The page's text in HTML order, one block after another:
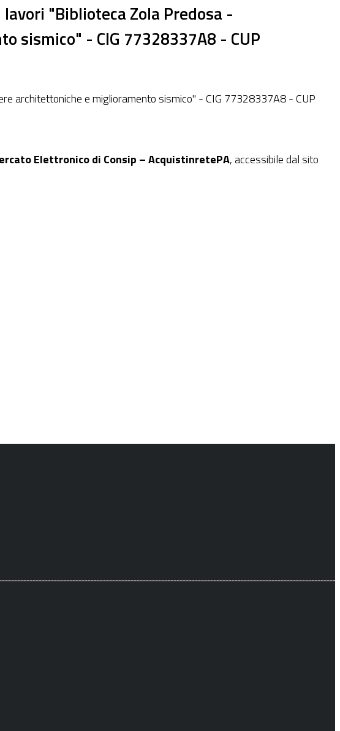
"Biblioteca Zola Predosa -
sismico" - CIG 77328337A8 - CUP
architettoniche e miglioramento sismico" - CIG 77328337A8 - CUP
Elettronico di Consip – AcquistinretePA, accessibile dal sito